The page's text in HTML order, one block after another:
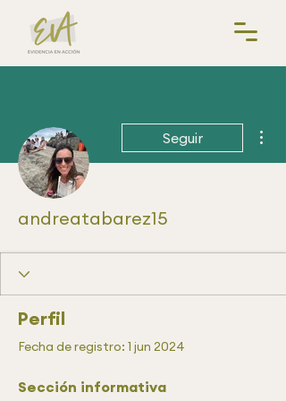
Seguir
andreatabarez15
Perfil
Fecha de registro: 1 jun 2024
Sección informativa